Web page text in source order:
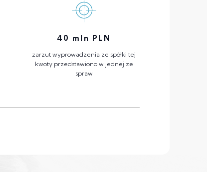
40 mln PLN
zarzut wyprowadzenia ze spółki tej
kwoty przedstawiono w jednej ze
spraw